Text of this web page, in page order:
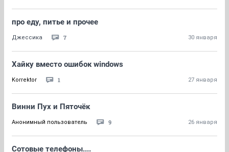
про еду, питье и прочее
Джессика 7 30 января
Хайку вместо ошибок windows
Korrektor 1 27 января
Винни Пух и Пяточёк
Анонимный пользователь 9 26 января
Сотовые телефоны....